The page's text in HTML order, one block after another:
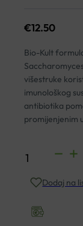
€12.50
Bio-Kult
višestruke
imunološkog
antibiotika
promijenjenim
BIO-
KAPSULE
Dodaj na